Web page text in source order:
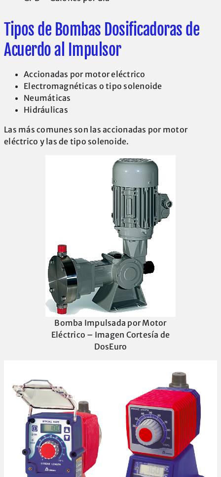
Tipos de Bombas Dosificadoras de
Acuerdo al Impulsor
Accionadas por motor eléctrico
Electromagnéticas o tipo solenoide
Neumáticas
Hidráulicas
Las más comunes son las accionadas por motor
eléctrico y las de tipo solenoide.
Bomba Impulsada por Motor
Eléctrico – Imagen Cortesía de
DosEuro